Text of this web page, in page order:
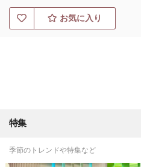
お気に入り
特集
季節のトレンドや特集など